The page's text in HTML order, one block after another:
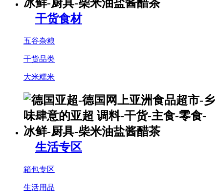
干货食材
五谷杂粮
干货品类
大米糯米
生活专区
箱包专区
生活用品